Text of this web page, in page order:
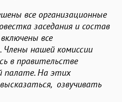
все организационные
заседания и состав
все
Члены нашей комиссии
в правительстве
палате. На этих
озвучивать